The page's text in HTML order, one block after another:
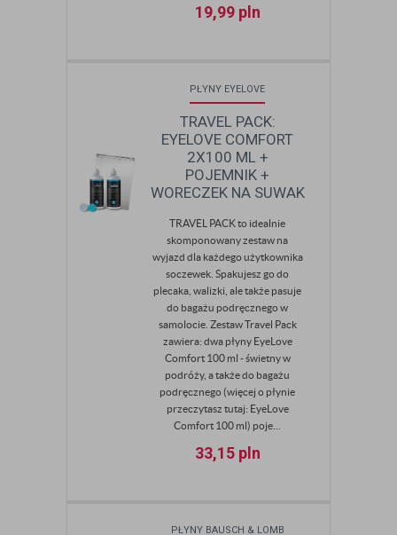
19,99 pln
PŁYNY EYELOVE
TRAVEL PACK:
EYELOVE COMFORT
2X100 ML +
POJEMNIK +
WORECZEK NA SUWAK
TRAVEL PACK to idealnie
skomponowany zestaw na
wyjazd dla każdego użytkownika
soczewek. Spakujesz go do
plecaka, walizki, ale także pasuje
do bagażu podręcznego w
samolocie. Zestaw Travel Pack
zawiera: dwa płyny EyeLove
Comfort 100 ml - świetny w
podróży, a także do bagażu
podręcznego (więcej o płynie
przeczytasz tutaj: EyeLove
Comfort 100 ml) poje...
33,15 pln
PŁYNY BAUSCH & LOMB